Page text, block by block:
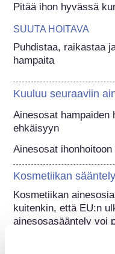
Pitää ihon hyvässä
SUUTA HOITAVA
Puhdistaa, raikastaa
hampaita
Kuuluu seuraaviin
Ainesosat hampaiden
ehkäisyyn
Ainesosat ihonhoitoon
Kosmetiikan sääntely
Kosmetiikan
kuitenkin, että EU:n
ainesosasääntely voi